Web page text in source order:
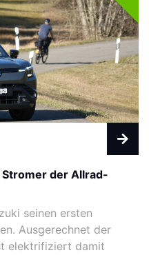
der Allrad-
seinen ersten
Ausgerechnet der
elektrifiziert damit